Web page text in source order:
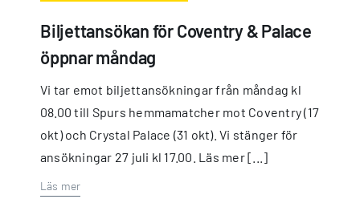
Biljettansökan för Coventry & Palace
öppnar måndag
Vi tar emot biljettansökningar från måndag kl
08.00 till Spurs hemmamatcher mot Coventry (17
okt) och Crystal Palace (31 okt). Vi stänger för
ansökningar 27 juli kl 17.00. Läs mer [...]
Läs mer